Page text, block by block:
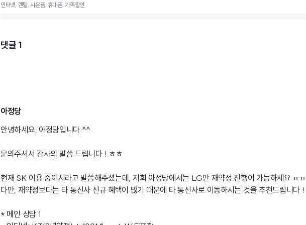
인터넷, 렌탈, 사은품, 휴대폰, 가족할인
댓글 1
아정당
안녕하세요, 아정당입니다 ^^
문의주셔서 감사의 말씀 드립니다 ! ㅎㅎ
현재 SK 이용 중이시라고 말씀해주셨는데, 저희 아정당에서는 LG만 재약정 진행이 가능하세요 ㅠㅠ
다만, 재약정보다는 타 통신사 신규 혜택이 많기 때문에 타 통신사로 이동하시는 것을 추천드립니다 !
* 메인 상담 1